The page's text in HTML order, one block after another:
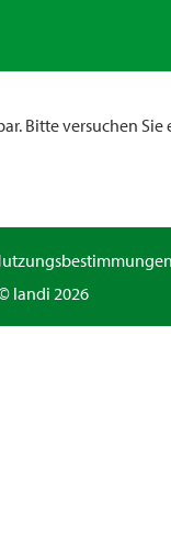
Bitte versuchen
landi 2026